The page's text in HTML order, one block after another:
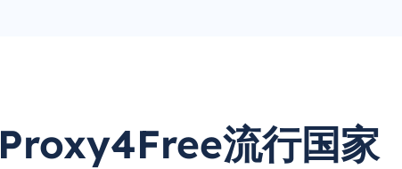
Proxy4Free流行国家